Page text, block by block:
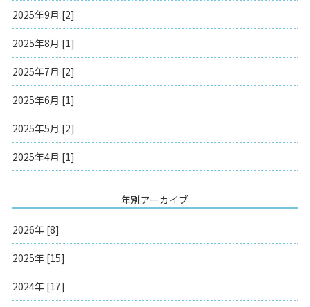
2025年9月 [2]
2025年8月 [1]
2025年7月 [2]
2025年6月 [1]
2025年5月 [2]
2025年4月 [1]
年別アーカイブ
2026年 [8]
2025年 [15]
2024年 [17]